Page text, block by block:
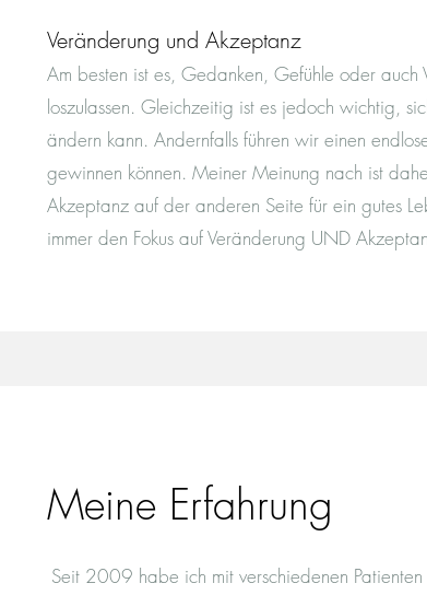
​Veränderung und Akzeptanz
Am besten ist es, Gedanken, Gefühle oder
loszulassen. Gleichzeitig ist es jedoch wichtig,
ändern kann. Andernfalls führen wir einen
gewinnen können. Meiner Meinung nach ist
Akzeptanz auf der anderen Seite für ein gutes
immer den Fokus auf Veränderung UND
Meine Erfahrung
Seit 2009 habe ich mit verschiedenen